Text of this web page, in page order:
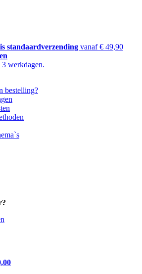
standaardverzending vanaf € 49,90
werkdagen.
bestelling?